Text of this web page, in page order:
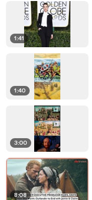
1:41
1:40
3:00
8:08